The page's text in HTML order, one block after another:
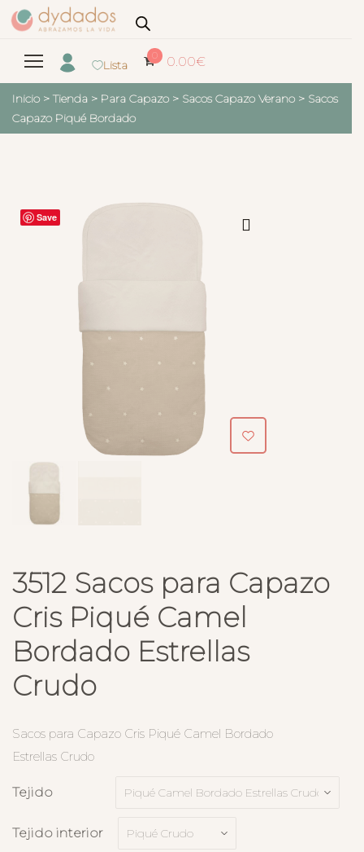
Lista
0 0.00€
Inicio > Tienda > Para Capazo > Sacos Capazo Verano > Sacos
Capazo Piqué Bordado
Save
3512 Sacos para Capazo
Cris Piqué Camel
Bordado Estrellas
Crudo
Sacos para Capazo Cris Piqué Camel Bordado
Estrellas Crudo
Tejido
Tejido interior